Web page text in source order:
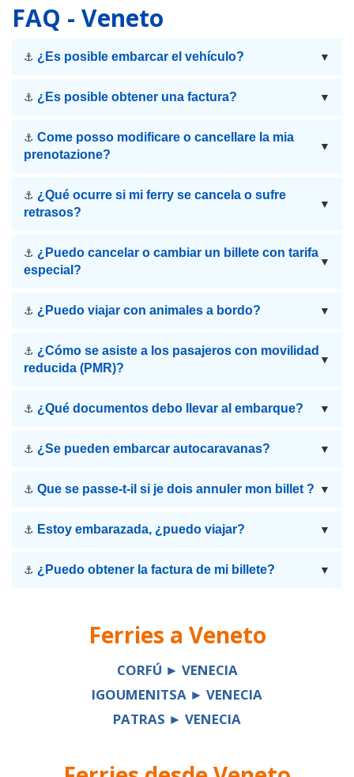
FAQ - Veneto
⚓ ¿Es posible embarcar el vehículo? ▼
⚓ ¿Es posible obtener una factura? ▼
⚓ Come posso modificare o cancellare la mia
prenotazione?
▼
⚓ ¿Qué ocurre si mi ferry se cancela o sufre
retrasos?
▼
⚓ ¿Puedo cancelar o cambiar un billete con tarifa
especial?
▼
⚓ ¿Puedo viajar con animales a bordo? ▼
⚓ ¿Cómo se asiste a los pasajeros con movilidad
reducida (PMR)?
▼
⚓ ¿Qué documentos debo llevar al embarque? ▼
⚓ ¿Se pueden embarcar autocaravanas? ▼
⚓ Que se passe-t-il si je dois annuler mon billet ? ▼
⚓ Estoy embarazada, ¿puedo viajar? ▼
⚓ ¿Puedo obtener la factura de mi billete? ▼
Ferries a Veneto
CORFÚ ► VENECIA
IGOUMENITSA ► VENECIA
PATRAS ► VENECIA